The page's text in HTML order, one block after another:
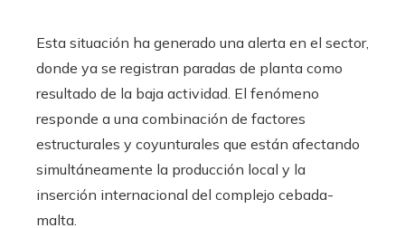
Esta situación ha generado una alerta en el sector,
donde ya se registran paradas de planta como
resultado de la baja actividad. El fenómeno
responde a una combinación de factores
estructurales y coyunturales que están afectando
simultáneamente la producción local y la
inserción internacional del complejo cebada-
malta.